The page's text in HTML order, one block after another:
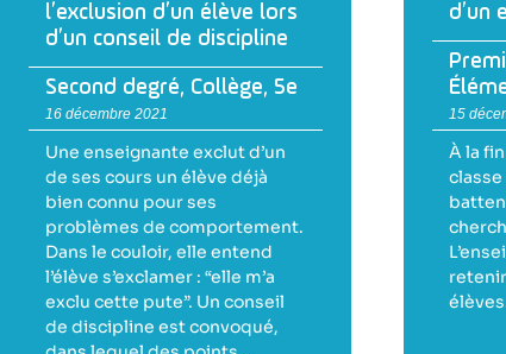
l’exclusion d’un élève lors
d’un conseil de discipline
Second degré, Collège, 5e
16 décembre 2021
Une enseignante exclut d’un
de ses cours un élève déjà
bien connu pour ses
problèmes de comportement.
Dans le couloir, elle entend
l’élève s’exclamer : “elle m’a
exclu cette pute”. Un conseil
de discipline est convoqué,
d’un
15
À la fin
classe